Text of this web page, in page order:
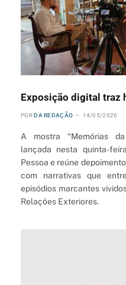
Exposição digital traz
POR DA REDAÇÃO 14/05/2026
A mostra “Memórias
lançada nesta quinta-
Pessoa e reúne
com narrativas que
episódios marcantes
Relações Exteriores.